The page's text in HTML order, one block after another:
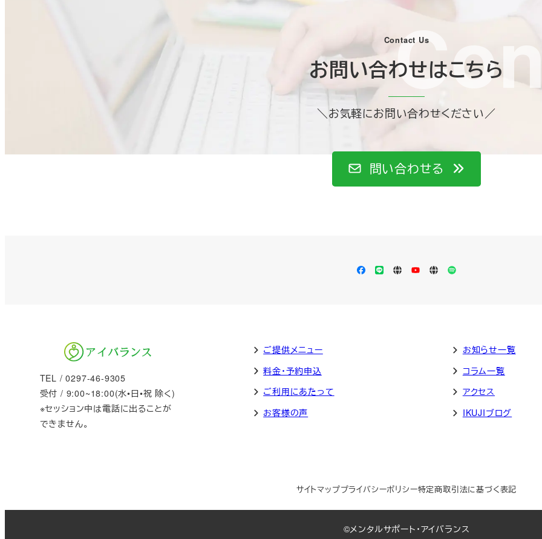
Contact Us
お問い合わせはこちら
＼お気軽にお問い合わせください／
問い合わせる
Facebook
LINEApple
Podcast
YouTube
LISTENSpotify
TEL / 0297-46-9305
受付 / 9:00~18:00(水•日•祝 除く)
※セッション中は電話に出ることが
できません。
ご提供メニュー
料金・予約申込
ご利用にあたって
お客様の声
お知らせ一覧
コラム一覧
アクセス
IKUJIブログ
サイトマッププライバシーポリシー特定商取引法に基づく表記
©メンタルサポート・アイバランス